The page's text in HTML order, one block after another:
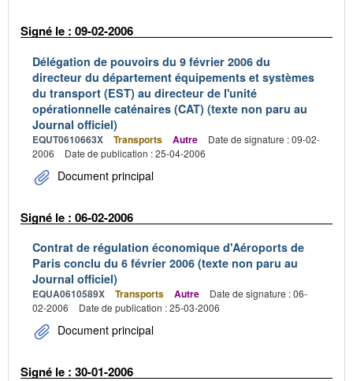
Signé le : 09-02-2006
Délégation de pouvoirs du 9 février 2006 du
directeur du département équipements et systèmes
du transport (EST) au directeur de l'unité
opérationnelle caténaires (CAT) (texte non paru au
Journal officiel)
EQUT0610663X Transports Autre
Date de signature : 09-02-
2006
Date de publication : 25-04-2006
Document principal
Signé le : 06-02-2006
Contrat de régulation économique d'Aéroports de
Paris conclu du 6 février 2006 (texte non paru au
Journal officiel)
EQUA0610589X Transports Autre
Date de signature : 06-
02-2006
Date de publication : 25-03-2006
Document principal
Signé le : 30-01-2006